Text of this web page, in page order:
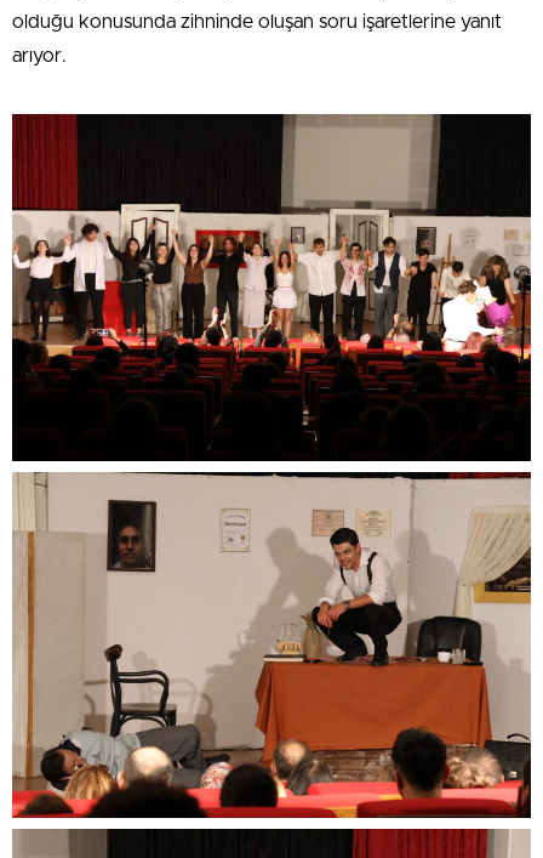
olduğu konusunda zihninde oluşan soru işaretlerine yanıt
arıyor.